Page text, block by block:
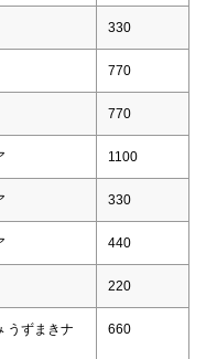
330
770
770
1100
330
440
220
うずまきナ
660